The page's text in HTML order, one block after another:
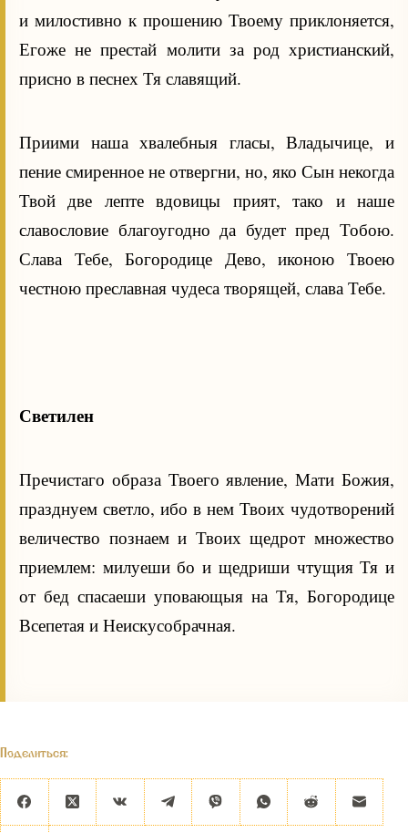
и милостивно к прошению Твоему приклоняется,
Егоже не престай молити за род христианский,
присно в песнех Тя славящий.
Приими наша хвалебныя гласы, Владычице, и
пение смиренное не отвергни, но, яко Сын некогда
Твой две лепте вдовицы прият, тако и наше
славословие благоугодно да будет пред Тобою.
Слава Тебе, Богородице Дево, иконою Твоею
честною преславная чудеса творящей, слава Тебе.
Светилен
Пречистаго образа Твоего явление, Мати Божия,
празднуем светло, ибо в нем Твоих чудотворений
величество познаем и Твоих щедрот множество
приемлем: милуеши бо и щедриши чтущия Тя и
от бед спасаеши уповающыя на Тя, Богородице
Всепетая и Неискусобрачная.
Поделиться: